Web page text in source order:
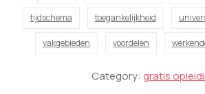
tijdschema toegankelijkheid
vakgebieden voordelen
Category: gratis